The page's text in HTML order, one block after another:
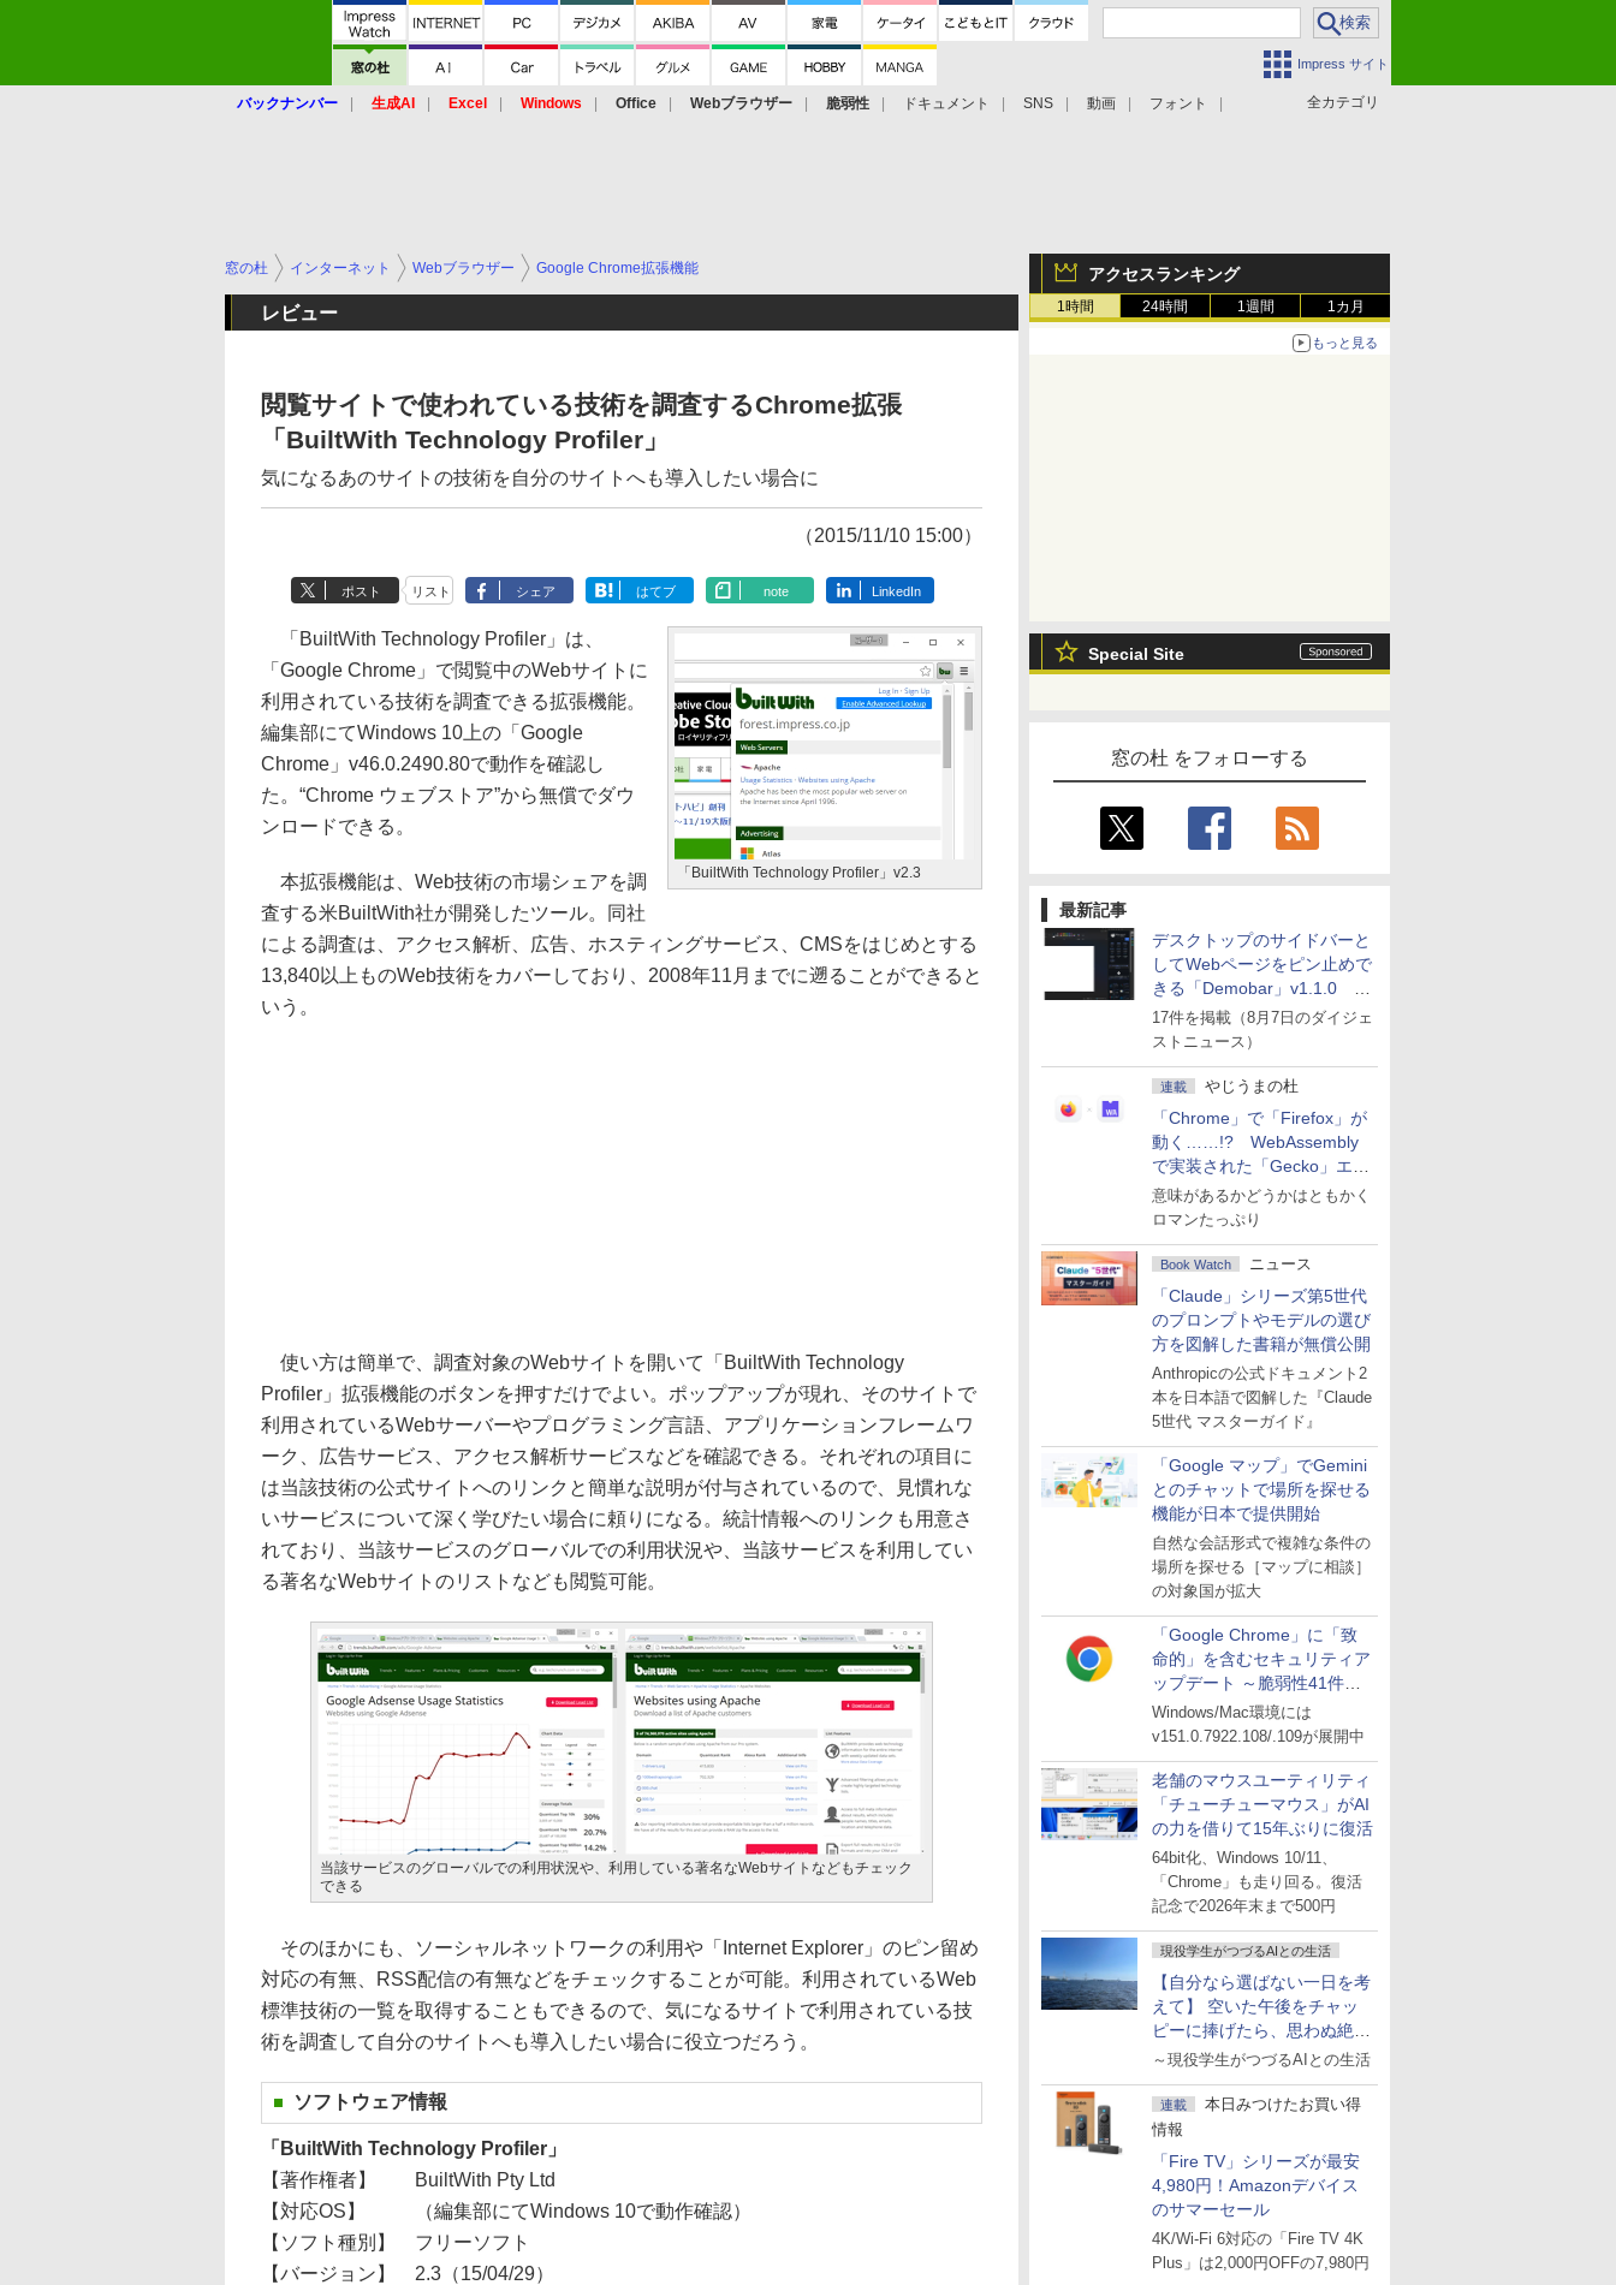
Impress サイト
全カテゴリ
バックナンバー 生成AI Excel Windows Office Webブラウザー 脆弱性 ドキュメント SNS 動画 フォント
アクセスランキング
1時間 24時間 1週間 1カ月
もっと見る
Special Site
窓の杜 をフォローする
最新記事
デスクトップのサイドバーと
してWebページをピン止めで
きる「Demobar」v1.1.0 ほ
か
17件を掲載（8月7日のダイジェ
ストニュース）
連載 やじうまの杜
「Chrome」で「Firefox」が
動く……!? WebAssembly
で実装された「Gecko」エン
ジン
意味があるかどうかはともかく
ロマンたっぷり
Book Watch ニュース
「Claude」シリーズ第5世代
のプロンプトやモデルの選び
方を図解した書籍が無償公開
Anthropicの公式ドキュメント2
本を日本語で図解した『Claude
5世代 マスターガイド』
「Google マップ」でGemini
とのチャットで場所を探せる
機能が日本で提供開始
自然な会話形式で複雑な条件の
場所を探せる［マップに相談］
の対象国が拡大
「Google Chrome」に「致
命的」を含むセキュリティア
ップデート ～脆弱性41件に
対処
Windows/Mac環境には
v151.0.7922.108/.109が展開中
老舗のマウスユーティリティ
「チューチューマウス」がAI
の力を借りて15年ぶりに復活
64bit化、Windows 10/11、
「Chrome」も走り回る。復活
記念で2026年末まで500円
現役学生がつづるAIとの生活
【自分なら選ばない一日を考
えて】 空いた午後をチャッ
ピーに捧げたら、思わぬ絶景
に出会った話
～現役学生がつづるAIとの生活
連載
本日みつけたお買い得
情報
「Fire TV」シリーズが最安
4,980円！Amazonデバイス
のサマーセール
4K/Wi-Fi 6対応の「Fire TV 4K
Plus」は2,000円OFFの7,980円
窓の杜 インターネット Webブラウザー Google Chrome拡張機能
レビュー
閲覧サイトで使われている技術を調査するChrome拡張
「BuiltWith Technology Profiler」
気になるあのサイトの技術を自分のサイトへも導入したい場合に
（2015/11/10 15:00）
ポスト リスト シェア はてブ note LinkedIn
「BuiltWith Technology Profiler」v2.3
「BuiltWith Technology Profiler」は、
「Google Chrome」で閲覧中のWebサイトに
利用されている技術を調査できる拡張機能。
編集部にてWindows 10上の「Google
Chrome」v46.0.2490.80で動作を確認し
た。“Chrome ウェブストア”から無償でダウ
ンロードできる。
本拡張機能は、Web技術の市場シェアを調
査する米BuiltWith社が開発したツール。同社
による調査は、アクセス解析、広告、ホスティングサービス、CMSをはじめとする
13,840以上ものWeb技術をカバーしており、2008年11月までに遡ることができると
いう。
使い方は簡単で、調査対象のWebサイトを開いて「BuiltWith Technology
Profiler」拡張機能のボタンを押すだけでよい。ポップアップが現れ、そのサイトで
利用されているWebサーバーやプログラミング言語、アプリケーションフレームワ
ーク、広告サービス、アクセス解析サービスなどを確認できる。それぞれの項目に
は当該技術の公式サイトへのリンクと簡単な説明が付与されているので、見慣れな
いサービスについて深く学びたい場合に頼りになる。統計情報へのリンクも用意さ
れており、当該サービスのグローバルでの利用状況や、当該サービスを利用してい
る著名なWebサイトのリストなども閲覧可能。
当該サービスのグローバルでの利用状況や、利用している著名なWebサイトなどもチェック
できる
そのほかにも、ソーシャルネットワークの利用や「Internet Explorer」のピン留め
対応の有無、RSS配信の有無などをチェックすることが可能。利用されているWeb
標準技術の一覧を取得することもできるので、気になるサイトで利用されている技
術を調査して自分のサイトへも導入したい場合に役立つだろう。
ソフトウェア情報
「BuiltWith Technology Profiler」
【著作権者】
BuiltWith Pty Ltd
【対応OS】
（編集部にてWindows 10で動作確認）
【ソフト種別】
フリーソフト
【バージョン】
2.3（15/04/29）